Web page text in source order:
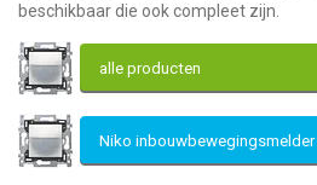
beschikbaar die ook compleet zijn.
alle producten
Niko inbouwbewegingsmelder